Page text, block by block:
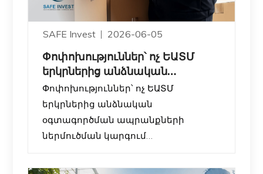
SAFE Invest 2026-06-05
Փոփոխություններ՝ ոչ ԵԱՏՄ
երկրներից անձնական
օգտագործման ապրանքների
ներ
Փոփոխություններ՝ ոչ ԵԱՏՄ
երկրներից անձնական
օգտագործման ապրանքների
ներմուծման կարգում
ՀՀ կառավարությունը սահմանել է